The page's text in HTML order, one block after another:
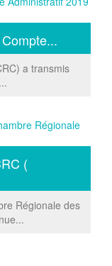
a transmis
(
Régionale des